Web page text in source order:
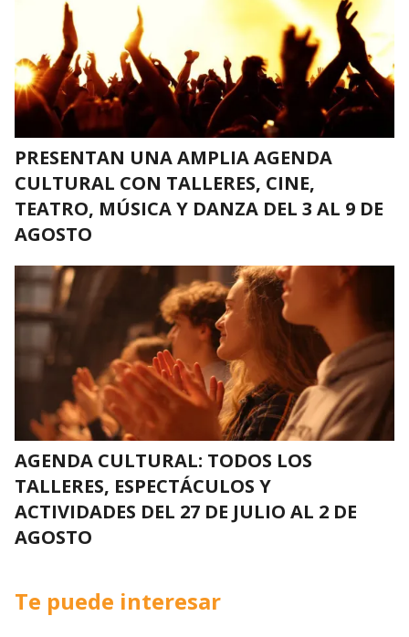
PRESENTAN UNA AMPLIA AGENDA
CULTURAL CON TALLERES, CINE,
TEATRO, MÚSICA Y DANZA DEL 3 AL 9 DE
AGOSTO
AGENDA CULTURAL: TODOS LOS
TALLERES, ESPECTÁCULOS Y
ACTIVIDADES DEL 27 DE JULIO AL 2 DE
AGOSTO
Te puede interesar